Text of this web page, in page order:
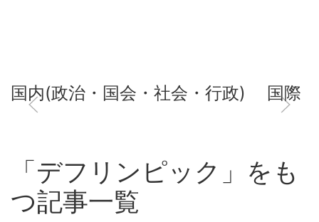
国内(政治・国会・社会・行政) 国際
「デフリンピック」をも
つ記事一覧